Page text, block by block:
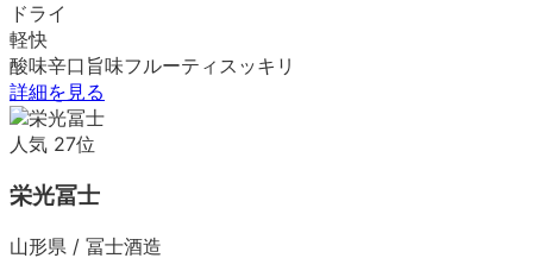
ドライ
軽快
酸味辛口 旨味フルーティ スッキリ
詳細を見る
人気 27位
栄光冨士
山形県 / 冨士酒造